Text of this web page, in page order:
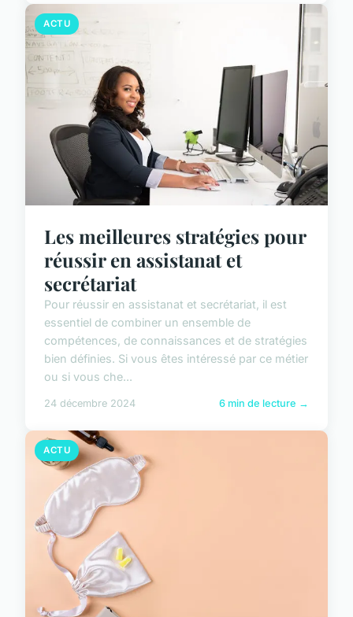
ACTU
Les meilleures stratégies pour
réussir en assistanat et
secrétariat
Pour réussir en assistanat et secrétariat, il est
essentiel de combiner un ensemble de
compétences, de connaissances et de stratégies
bien définies. Si vous êtes intéressé par ce métier
ou si vous che...
24 décembre 2024 6 min de lecture →
ACTU